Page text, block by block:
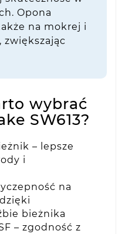
Opona
na mokrej i
wybrać
SW613?
– lepsze
i
na
bieżnika
– zgodność z